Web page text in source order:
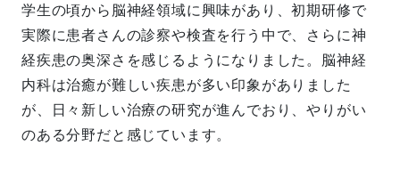
学生の頃から脳神経領域に興味があり、初期研修で
実際に患者さんの診察や検査を行う中で、さらに神
経疾患の奥深さを感じるようになりました。脳神経
内科は治癒が難しい疾患が多い印象がありました
が、日々新しい治療の研究が進んでおり、やりがい
のある分野だと感じています。